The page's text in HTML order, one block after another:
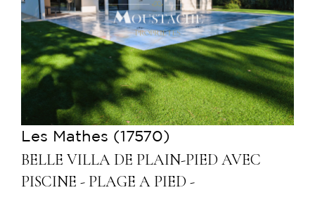
Voir le bien
Les Mathes (17570)
BELLE VILLA DE PLAIN-PIED AVEC
PISCINE - PLAGE A PIED -